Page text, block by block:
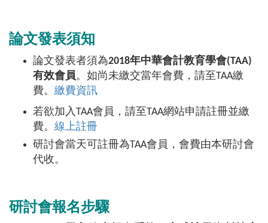
論文發表須知
論文發表者須為2018年中華會計教育學會(TAA)
有效會員。如尚未繳交當年會費，請至TAA繳
費。 繳費資訊
若欲加入TAA會員，請至TAA網站申請註冊並繳
費。 線上註冊
研討會當天可註冊為TAA會員，會費由本研討會
代收。
研討會報名步驟